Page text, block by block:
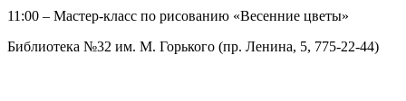
11:00 – Мастер-класс по рисованию «Весенние цветы»
Библиотека №32 им. М. Горького (пр. Ленина, 5, 775-22-44)